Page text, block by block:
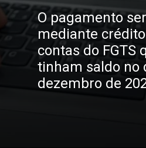
O pagamento
mediante
contas do FGTS
tinham saldo no
dezembro de